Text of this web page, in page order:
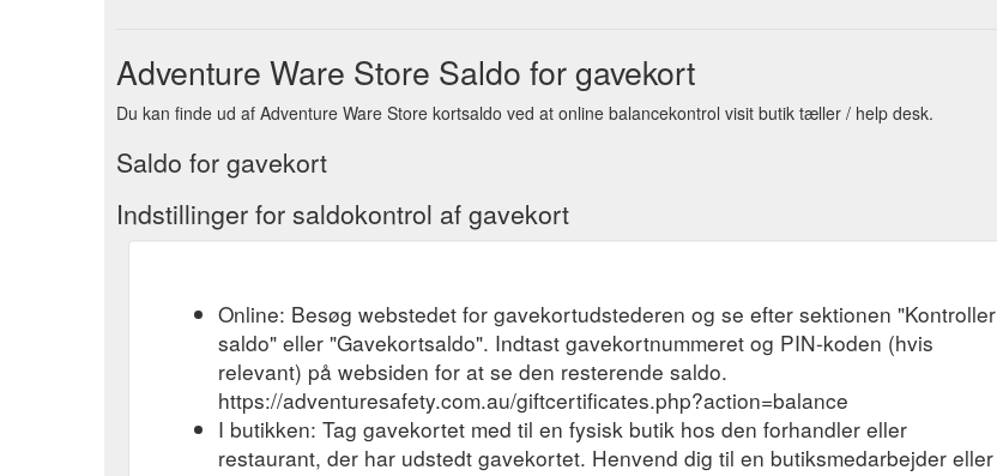
Adventure Ware Store Saldo for gavekort
Du kan finde ud af Adventure Ware Store kortsaldo ved at online balancekontrol visit butik tæller / help desk.
Saldo for gavekort
Indstillinger for saldokontrol af gavekort
Online: Besøg webstedet for gavekortudstederen og se efter sektionen "Kontroller
saldo" eller "Gavekortsaldo". Indtast gavekortnummeret og PIN-koden (hvis
relevant) på websiden for at se den resterende saldo.
https://adventuresafety.com.au/giftcertificates.php?action=balance
I butikken: Tag gavekortet med til en fysisk butik hos den forhandler eller
restaurant, der har udstedt gavekortet. Henvend dig til en butiksmedarbejder eller